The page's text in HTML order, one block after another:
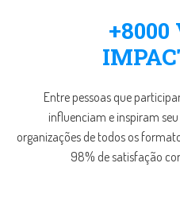
+8000
Entre pessoas que
influenciam e inspiram
organizações de todos os
98% de satisfação